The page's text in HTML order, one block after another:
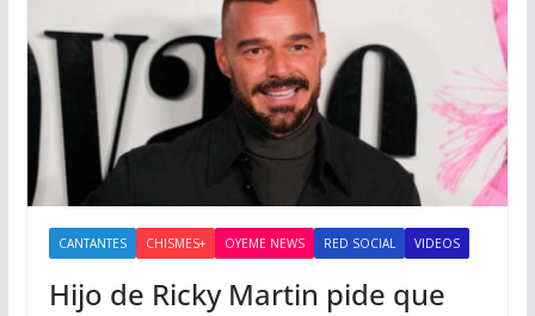
CANTANTES CHISMES+ OYEME NEWS RED SOCIAL VIDEOS
Hijo de Ricky Martin pide que